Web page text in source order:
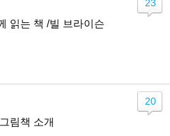
읽는 책 /빌 브라이슨
23
림책 소개
20